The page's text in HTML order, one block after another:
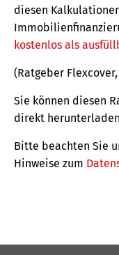
diesen
kostenlos als
(Ratgeber Flexcover,
Sie können diesen
direkt
Bitte beachten Sie
Hinweise zum